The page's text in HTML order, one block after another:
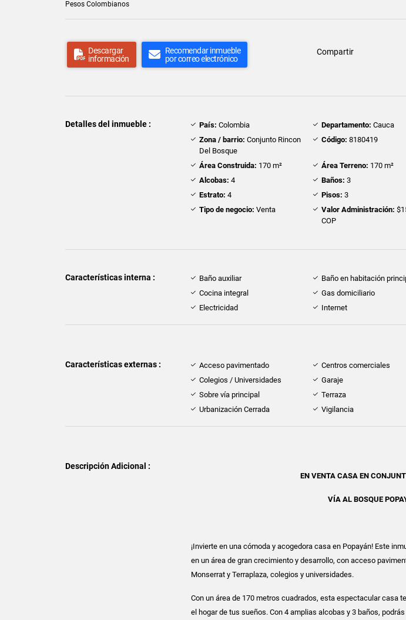
Pesos Colombianos
Descargar
información
Recomendar inmueble
por correo electrónico
Compartir
Detalles del inmueble : País: Colombia Departamento: Cauca
Zona / barrio: Conjunto Rincon
Del Bosque
Código: 8180419
Área Construida: 170 m² Área Terreno: 170 m²
Alcobas: 4 Baños: 3
Estrato: 4 Pisos: 3
Tipo de negocio: Venta Valor Administración:
COP
Características interna : Baño auxiliar Baño en habitación
Cocina integral
Gas domiciliario
Electricidad
Internet
Características externas : Acceso pavimentado Centros comerciales
Colegios / Universidades
Garaje
Sobre vía principal
Terraza
Urbanización Cerrada
Vigilancia
Descripción Adicional :
EN VENTA CASA EN
VÍA AL BOSQUE
¡Invierte en una cómoda y acogedora casa en Popayán! Este
en un área de gran crecimiento y desarrollo, con acceso
Monserrat y Terraplaza, colegios y universidades.
Con un área de 170 metros cuadrados, esta espectacular casa
el hogar de tus sueños. Con 4 amplias alcobas y 3 baños,